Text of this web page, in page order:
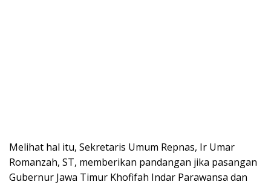
Melihat hal itu, Sekretaris Umum Repnas, Ir Umar
Romanzah, ST, memberikan pandangan jika pasangan
Gubernur Jawa Timur Khofifah Indar Parawansa dan